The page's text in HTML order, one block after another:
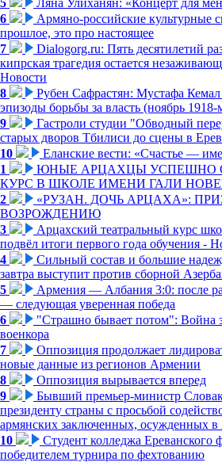
6
Армяно-российские культурные
прошлое, это про настоящее
7
Dialogorg.ru: Пять десятилетий
кипрская трагедия остается
Новости
8
Рубен Сафрастян: Мустафа
эпизоды борьбы за власть (ноябрь 1918-
9
Гастроли студии "Обводный
старых дворов Тбилиси до сцены в
10
Еланские вести: «Счастье —
1
ЮНЫЕ АРЦАХЦЫ УСПЕШНО
КУРС В ШКОЛЕ ИМЕНИ ГАЛИ
2
«РУЗАН. ДОЧЬ АРЦАХА»:
ВОЗРОЖДЕНИЮ
3
Арцахский театральный курс
подвёл итоги первого года обучения -
4
Сильный состав и большие
завтра выступит против сборной
5
Армения — Албания 3:0: после
— следующая уверенная победа
6
"Страшно бывает потом": Война
военкора
7
Оппозиция продолжает
новые данные из регионов Армении
8
Оппозиция вырывается вперед
9
Бывший премьер-министр
президенту страны с просьбой
армянских заключенных, осужденных в
10
Студент колледжа Ереванского
победителем турнира по фехтованию